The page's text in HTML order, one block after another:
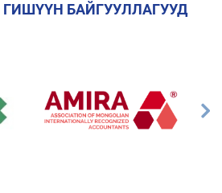
ГИШҮҮН БАЙГУУЛЛАГУУД